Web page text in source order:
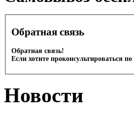
Обратная связь
Обратная связь!
Если хотите проконсультироваться
Новости